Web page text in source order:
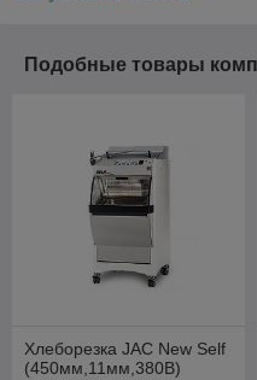
Подобные товары
Хлеборезка JAC New Self
(450мм,11мм,380B)